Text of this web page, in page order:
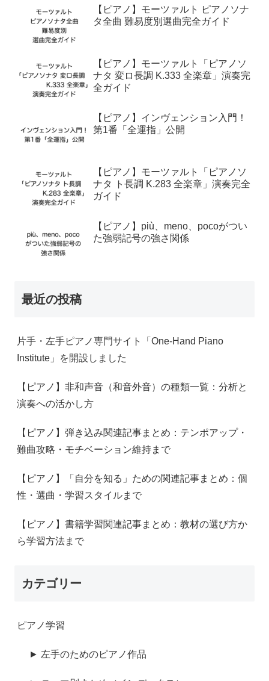
【ピアノ】モーツァルト ピアノソナ
タ全曲 難易度別選曲完全ガイド
【ピアノ】モーツァルト「ピアノソ
ナタ 変ロ長調 K.333 全楽章」演奏完
全ガイド
【ピアノ】インヴェンション入門！
第1番「全運指」公開
【ピアノ】モーツァルト「ピアノソ
ナタ ト長調 K.283 全楽章」演奏完全
ガイド
【ピアノ】più、meno、pocoがつい
た強弱記号の強さ関係
最近の投稿
片手・左手ピアノ専門サイト「One-Hand Piano
Institute」を開設しました
【ピアノ】非和声音（和音外音）の種類一覧：分析と
演奏への活かし方
【ピアノ】弾き込み関連記事まとめ：テンポアップ・
難曲攻略・モチベーション維持まで
【ピアノ】「自分を知る」ための関連記事まとめ：個
性・選曲・学習スタイルまで
【ピアノ】書籍学習関連記事まとめ：教材の選び方か
ら学習方法まで
カテゴリー
ピアノ学習
► 左手のためのピアノ作品